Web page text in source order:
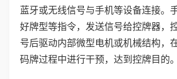
蓝牙或无线信号与手机等设备连接。
好牌型等指令，发送信号给控牌器，
号后驱动内部微型电机或机械结构，
码牌过程中进行干预，达到控牌目的。